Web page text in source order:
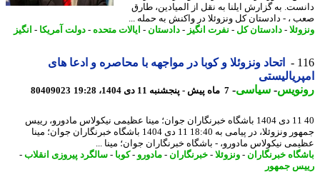
به گزارش ایلنا به نقل از المیادین، طارق
، - دادستان کل ونزوئلا در واکنش به حمله ...
-دادستان کل-نفرت انگیز -دادستان-ایالات متحده-دولت آمریکا- انگیز
اتحاد ونزوئلا و کوبا در مواجهه با محاصره و ادعا های
-سیاسی-7 ماه پیش - پنجشنبه 11 دی 1404، 19:28 80409023
40 11 دی 1404 باشگاه خبرنگاران جوان؛ مینا عظیمی نیکولاس مادورو، رییس
جمهور ونزوئلا، در پیامی به 18:40 11 دی 1404 باشگاه خبرنگاران جوان؛ مینا
نیکولاس مادورو، - باشگاه خبرنگاران جوان؛ مینا ...
خبرنگاران- ونزوئلا-خبرنگاران- مادورو-کوبا-سالگرد پیروزی انقلاب-
جمهور